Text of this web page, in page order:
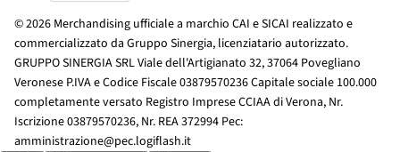
© 2026 Merchandising ufficiale a marchio CAI e SICAI realizzato e
commercializzato da Gruppo Sinergia, licenziatario autorizzato.
GRUPPO SINERGIA SRL Viale dell'Artigianato 32, 37064 Povegliano
Veronese P.IVA e Codice Fiscale 03879570236 Capitale sociale 100.000
completamente versato Registro Imprese CCIAA di Verona, Nr.
Iscrizione 03879570236, Nr. REA 372994 Pec:
amministrazione@pec.logiflash.it